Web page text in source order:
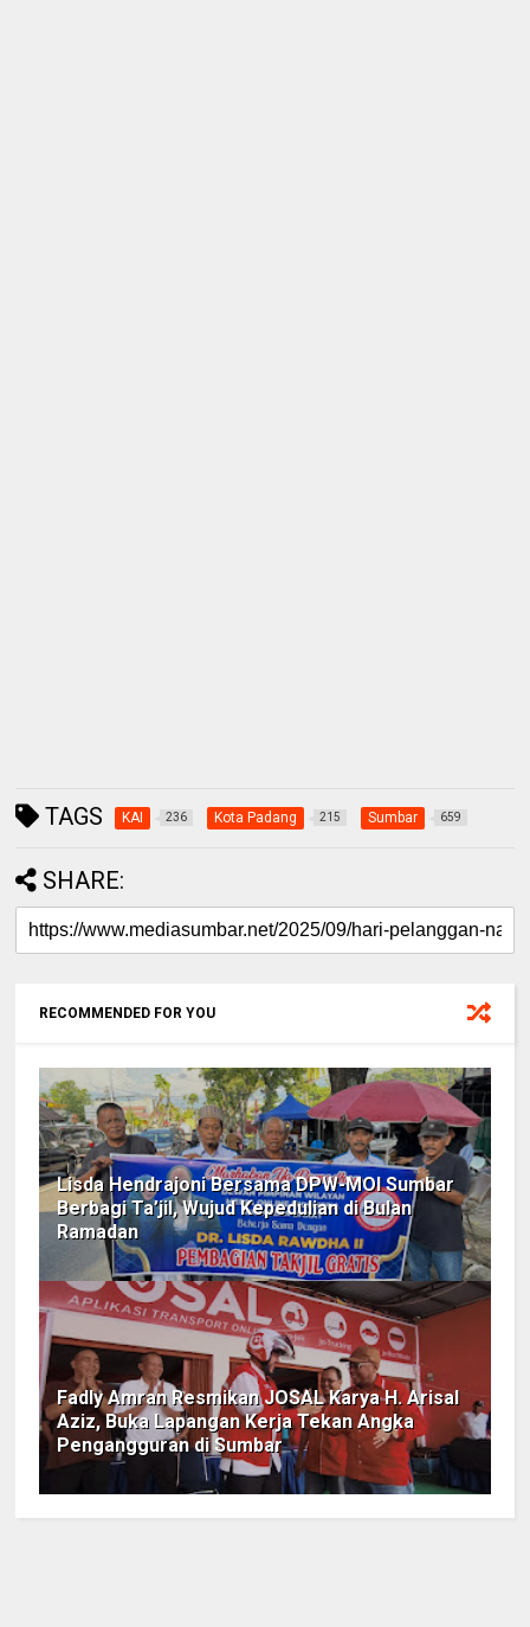
TAGS KAI 236 Kota Padang 215 Sumbar 659
SHARE:
RECOMMENDED FOR YOU
Lisda Hendrajoni Bersama DPW-MOI Sumbar
Berbagi Ta’jil, Wujud Kepedulian di Bulan
Ramadan
Fadly Amran Resmikan JOSAL Karya H. Arisal
Aziz, Buka Lapangan Kerja Tekan Angka
Pengangguran di Sumbar ‎